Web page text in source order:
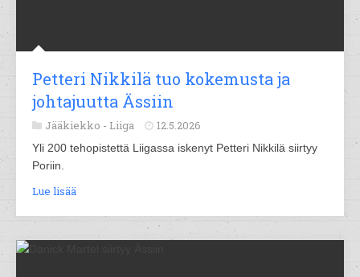
Petteri Nikkilä tuo kokemusta ja
johtajuutta Ässiin
Jääkiekko - Liiga 12.5.2026
Yli 200 tehopistettä Liigassa iskenyt Petteri Nikkilä siirtyy
Poriin.
Lue lisää